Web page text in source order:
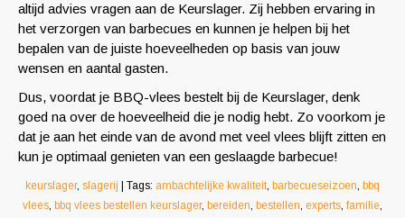
altijd advies vragen aan de Keurslager. Zij hebben ervaring in
het verzorgen van barbecues en kunnen je helpen bij het
bepalen van de juiste hoeveelheden op basis van jouw
wensen en aantal gasten.
Dus, voordat je BBQ-vlees bestelt bij de Keurslager, denk
goed na over de hoeveelheid die je nodig hebt. Zo voorkom je
dat je aan het einde van de avond met veel vlees blijft zitten en
kun je optimaal genieten van een geslaagde barbecue!
keurslager, slagerij | Tags: ambachtelijke kwaliteit, barbecueseizoen, bbq
vlees, bbq vlees bestellen keurslager, bereiden, bestellen, experts, familie,